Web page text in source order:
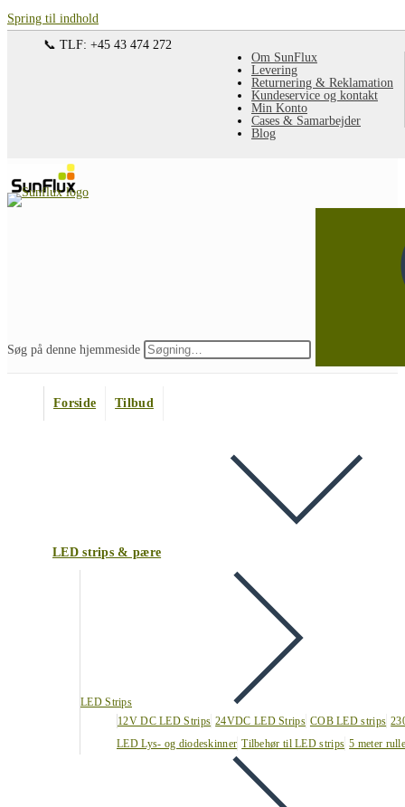
Spring til indhold
Om SunFlux
Levering
Returnering & Reklamation
Kundeservice og kontakt
Min Konto
Cases & Samarbejder
Blog
📞 TLF: +45 43 474 272
Søg på denne hjemmeside
Forside Tilbud
LED strips & pære
LED Strips
12V DC LED Strips 24VDC LED Strips COB LED strips
LED Lys- og diodeskinner Tilbehør til LED strips 5 meter